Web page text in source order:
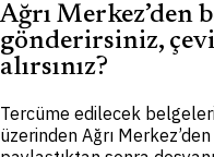
Ağrı Merkez’den
gönderirsiniz,
alırsınız?
Tercüme edilecek
üzerinden Ağrı